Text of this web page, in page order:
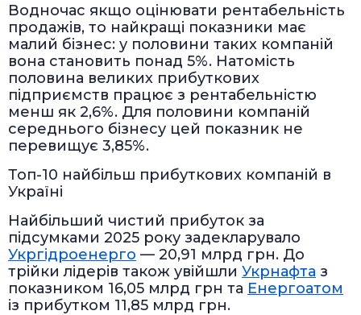
Водночас якщо оцінювати рентабельність
продажів, то найкращі показники має
малий бізнес: у половини таких компаній
вона становить понад 5%. Натомість
половина великих прибуткових
підприємств працює з рентабельністю
менш як 2,6%. Для половини компаній
середнього бізнесу цей показник не
перевищує 3,85%.
Топ-10 найбільш прибуткових компаній в
Україні
Найбільший чистий прибуток за
підсумками 2025 року задекларувало
Укргідроенерго — 20,91 млрд грн. До
трійки лідерів також увійшли Укрнафта з
показником 16,05 млрд грн та Енергоатом
із прибутком 11,85 млрд грн.